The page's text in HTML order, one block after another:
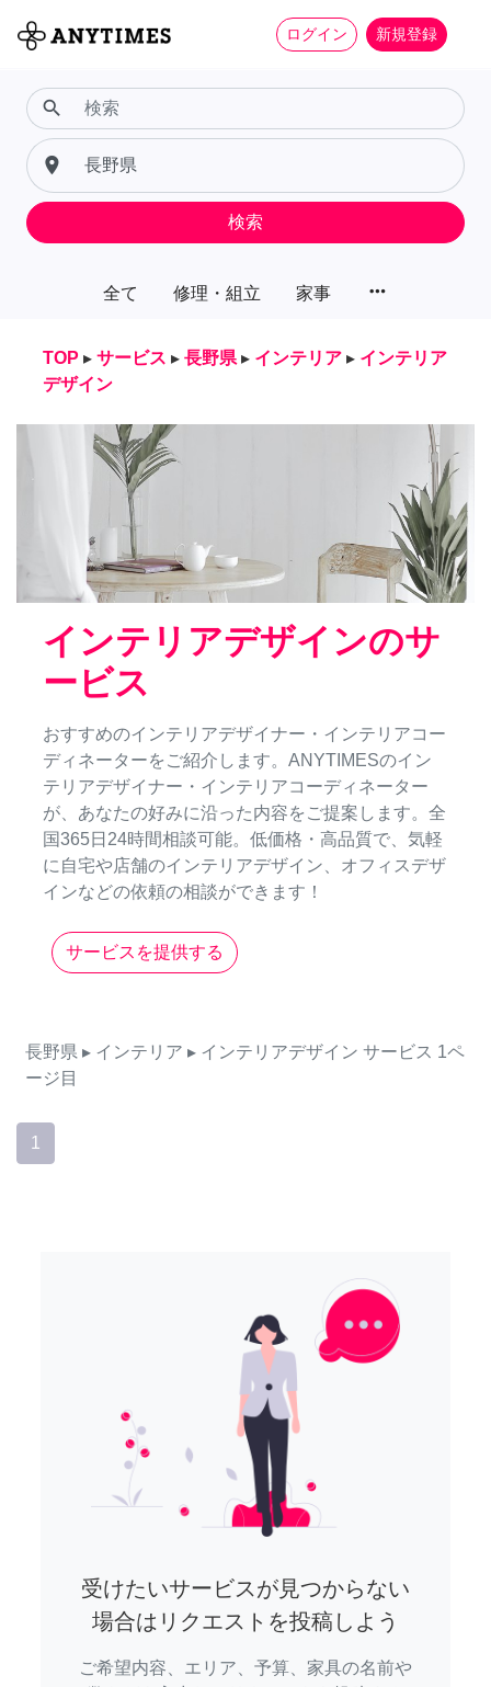
ログイン 新規登録
全て 修理・組立 家事 more_horiz
search
place
検索
TOP ▸ サービス ▸ 長野県 ▸ インテリア ▸ インテリア
デザイン
インテリアデザインのサ
ービス
おすすめのインテリアデザイナー・インテリアコー
ディネーターをご紹介します。ANYTIMESのイン
テリアデザイナー・インテリアコーディネーター
が、あなたの好みに沿った内容をご提案します。全
国365日24時間相談可能。低価格・高品質で、気軽
に自宅や店舗のインテリアデザイン、オフィスデザ
インなどの依頼の相談ができます！
サービスを提供する
長野県 ▸ インテリア ▸ インテリアデザイン サービス 1ペ
ージ目
1
受けたいサービスが見つからない
場合はリクエストを投稿しよう
ご希望内容、エリア、予算、家具の名前や